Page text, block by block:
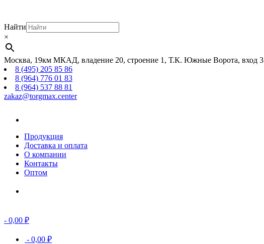
Найти
×
Москва, 19км МКАД, владение 20, строение 1, Т.К. Южные Ворота, вход 3
8 (495) 205 85 86
8 (964) 776 01 83
8 (964) 537 88 81
zakaz@torgmax.center
Продукция
Доставка и оплата
О компании
Контакты
Оптом
- 0,00 ₽
- 0,00 ₽